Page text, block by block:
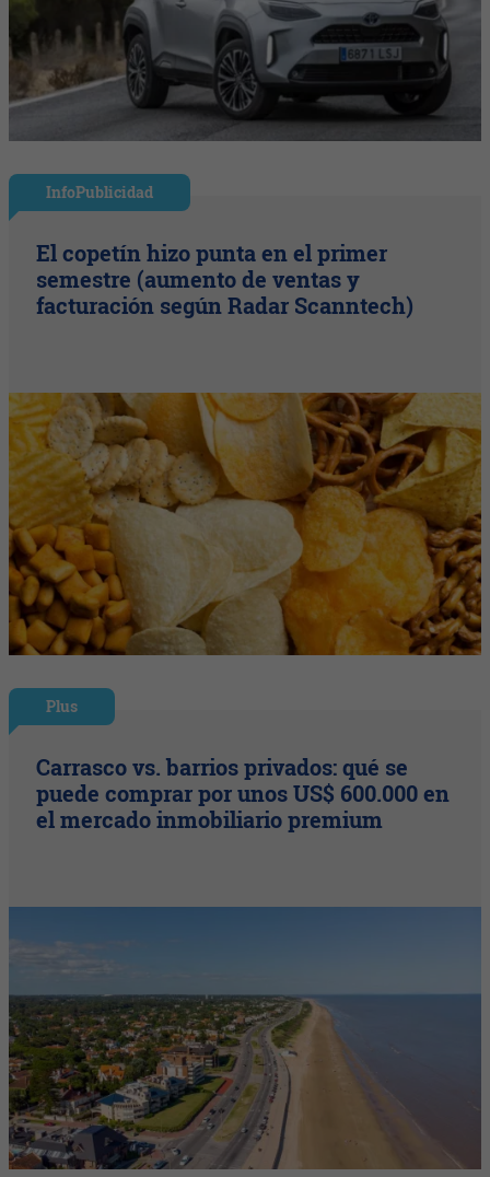
InfoPublicidad
El copetín hizo punta en el primer
semestre (aumento de ventas y
facturación según Radar Scanntech)
Plus
Carrasco vs. barrios privados: qué se
puede comprar por unos US$ 600.000 en
el mercado inmobiliario premium